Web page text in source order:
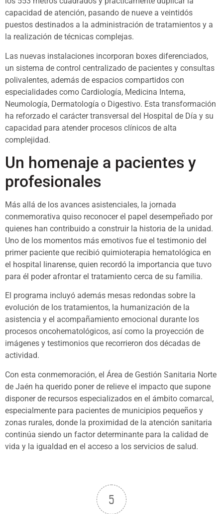
capacidad de atención, pasando de nueve a veintidós
puestos destinados a la administración de tratamientos y a
la realización de técnicas complejas.
Las nuevas instalaciones incorporan boxes diferenciados,
un sistema de control centralizado de pacientes y consultas
polivalentes, además de espacios compartidos con
especialidades como Cardiología, Medicina Interna,
Neumología, Dermatología o Digestivo. Esta transformación
ha reforzado el carácter transversal del Hospital de Día y su
capacidad para atender procesos clínicos de alta
complejidad.
Un homenaje a pacientes y
profesionales
Más allá de los avances asistenciales, la jornada
conmemorativa quiso reconocer el papel desempeñado por
quienes han contribuido a construir la historia de la unidad.
Uno de los momentos más emotivos fue el testimonio del
primer paciente que recibió quimioterapia hematológica en
el hospital linarense, quien recordó la importancia que tuvo
para él poder afrontar el tratamiento cerca de su familia.
El programa incluyó además mesas redondas sobre la
evolución de los tratamientos, la humanización de la
asistencia y el acompañamiento emocional durante los
procesos oncohematológicos, así como la proyección de
imágenes y testimonios que recorrieron dos décadas de
actividad.
Con esta conmemoración, el Área de Gestión Sanitaria Norte
de Jaén ha querido poner de relieve el impacto que supone
disponer de recursos especializados en el ámbito comarcal,
especialmente para pacientes de municipios pequeños y
zonas rurales, donde la proximidad de la atención sanitaria
continúa siendo un factor determinante para la calidad de
vida y la igualdad en el acceso a los servicios de salud.
5